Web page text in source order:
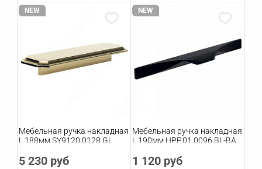
NEW
Мебельная ручка накладная
L.188мм SY9120 0128 GL
5 230 руб
NEW
Мебельная ручка накладная
L.190мм HPP.01.0096.BL-BA
1 120 руб